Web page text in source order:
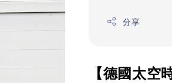
分享
【德國太